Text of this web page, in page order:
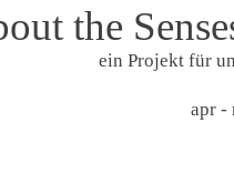
the
ein Projekt für
apr -